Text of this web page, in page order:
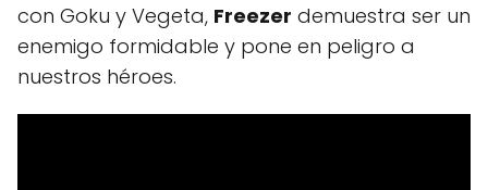
con Goku y Vegeta, Freezer demuestra ser un
enemigo formidable y pone en peligro a
nuestros héroes.